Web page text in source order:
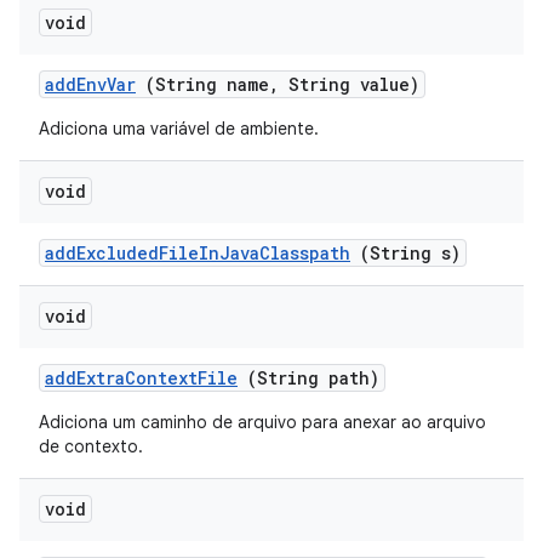
void
addEnvVar (String name , String value)
Adiciona uma variável de ambiente.
void
addExcludedFileInJavaClasspath (String s)
void
addExtraContextFile (String path)
Adiciona um caminho de arquivo para anexar ao arquivo
de contexto.
void